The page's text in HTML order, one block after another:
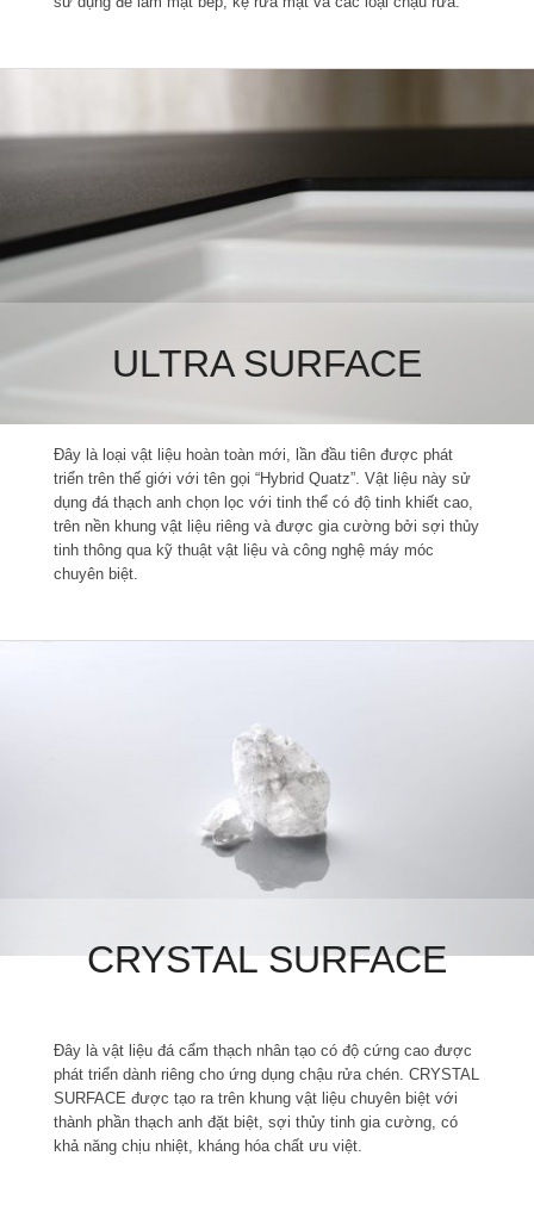
ULTRA SURFACE
Đây là loại vật liệu hoàn toàn mới, lần đầu tiên được phát
triển trên thế giới với tên gọi “Hybrid Quatz”. Vật liệu này sử
dụng đá thạch anh chọn lọc với tinh thể có độ tinh khiết cao,
trên nền khung vật liệu riêng và được gia cường bởi sợi thủy
tinh thông qua kỹ thuật vật liệu và công nghệ máy móc
chuyên biệt.
CRYSTAL SURFACE
Đây là vật liệu đá cẩm thạch nhân tạo có độ cứng cao được
phát triển dành riêng cho ứng dụng chậu rửa chén. CRYSTAL
SURFACE được tạo ra trên khung vật liệu chuyên biệt với
thành phần thạch anh đặt biệt, sợi thủy tinh gia cường, có
khả năng chịu nhiệt, kháng hóa chất ưu việt.